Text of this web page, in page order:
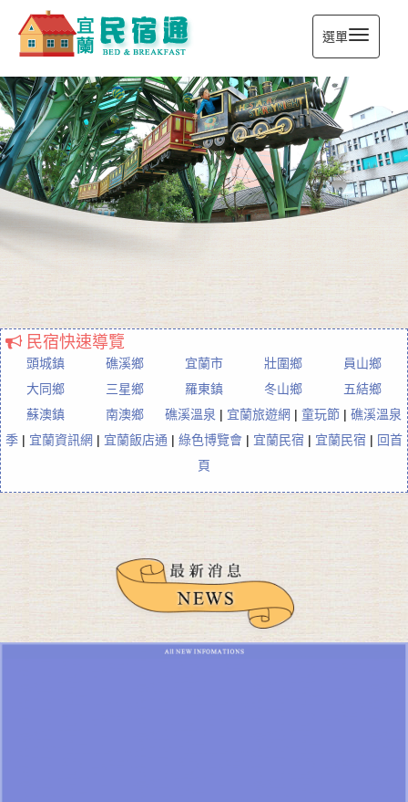
宜蘭民宿通
選單
民宿快速導覽
頭城鎮 礁溪鄉 宜蘭市 壯圍鄉
員山鄉
大同鄉
三星鄉 羅東鎮 冬山鄉
五結鄉
蘇澳鎮
南澳鄉 礁溪溫泉 | 宜蘭旅遊網 |童玩節 |礁溪溫泉
季 | 宜蘭資訊網 | 宜蘭飯店通 | 綠色博覽會 | 宜蘭民宿 | 宜蘭民宿 | 回首
頁